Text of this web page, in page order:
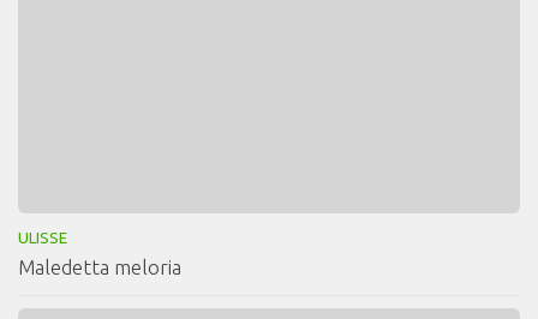
ULISSE
Maledetta meloria